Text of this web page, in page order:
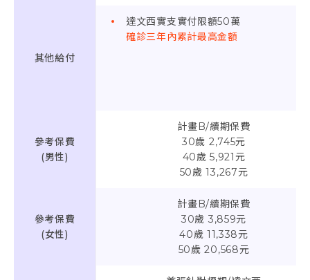
其他給付
達文西實支實付限額50萬
確診三年內累計最高金額
參考保費
(男性)
計畫B/續期保費
30歲 2,745元
40歲 5,921元
50歲 13,267元
參考保費
(女性)
計畫B/續期保費
30歲 3,859元
40歲 11,338元
50歲 20,568元